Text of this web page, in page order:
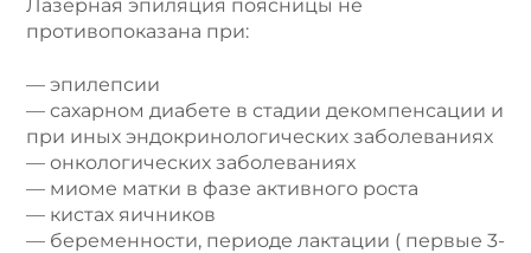
Лазерная эпиляция поясницы не
противопоказана при:
— эпилепсии
— сахарном диабете в стадии декомпенсации и
при иных эндокринологических заболеваниях
— онкологических заболеваниях
— миоме матки в фазе активного роста
— кистах яичников
— беременности, периоде лактации ( первые 3-